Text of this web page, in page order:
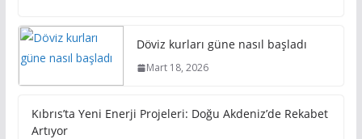
Döviz kurları güne nasıl başladı
Mart 18, 2026
Kıbrıs’ta Yeni Enerji Projeleri: Doğu Akdeniz’de Rekabet
Artıyor